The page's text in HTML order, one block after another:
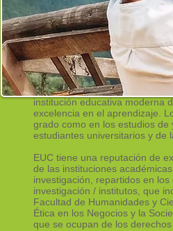
P5: EDHEC
Universidad Europea de
institución educativa moderna
excelencia en el aprendizaje.
grado como en los estudios
estudiantes universitarios y de
EUC tiene una reputación de
de las instituciones
investigación, repartidos en
investigación / institutos, que
Facultad de Humanidades y
Ética en los Negocios y la
que se ocupan de los